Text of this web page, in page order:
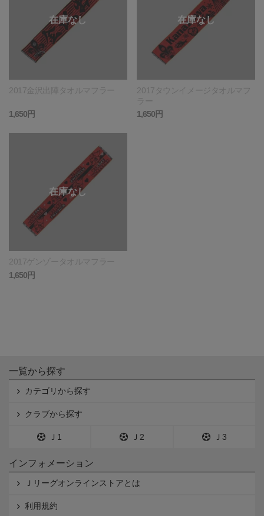
2017金沢出陣タオルマフラー
1,650円
2017タウンイメージタオルマフ
ラー
1,650円
2017ゲンゾータオルマフラー
1,650円
一覧から探す
カテゴリから探す
クラブから探す
Ｊ1 Ｊ2 Ｊ3
インフォメーション
Ｊリーグオンラインストアとは
利用規約